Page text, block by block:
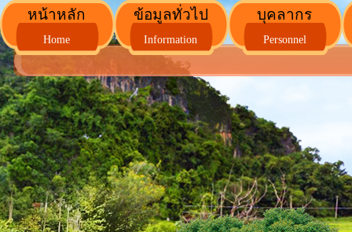
หน้าหลัก
Home
ข้อมูลทั่วไป
Information
บุคลากร
Personnel